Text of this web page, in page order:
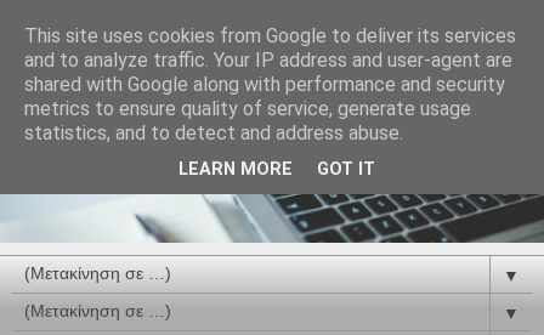
▼
▼
This site uses cookies from Google to deliver its services
and to analyze traffic. Your IP address and user-agent are
shared with Google along with performance and security
metrics to ensure quality of service, generate usage
statistics, and to detect and address abuse.
LEARN MORE GOT IT